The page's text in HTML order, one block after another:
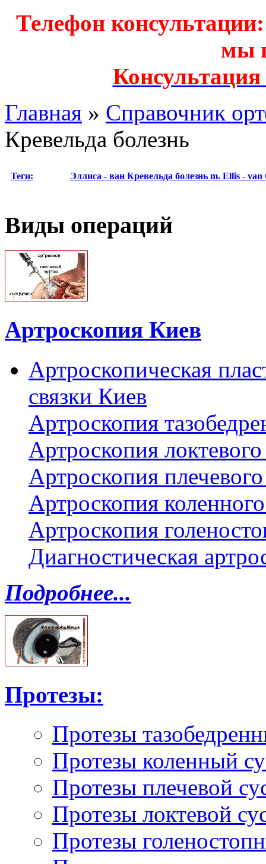
Телефон
мы
Главная » Справочник
Кревельда болезнь
Теги: Эллиса - ван Кревельда болезнь m. Ellis -
Виды операций
Артроскопия Киев
Артроскопическая
связки Киев
Артроскопия
Артроскопия
Артроскопия
Артроскопия
Артроскопия
Диагностическая
Подробнее...
Протезы:
Протезы
Протезы коленный
Протезы плечевой
Протезы локтевой
Протезы